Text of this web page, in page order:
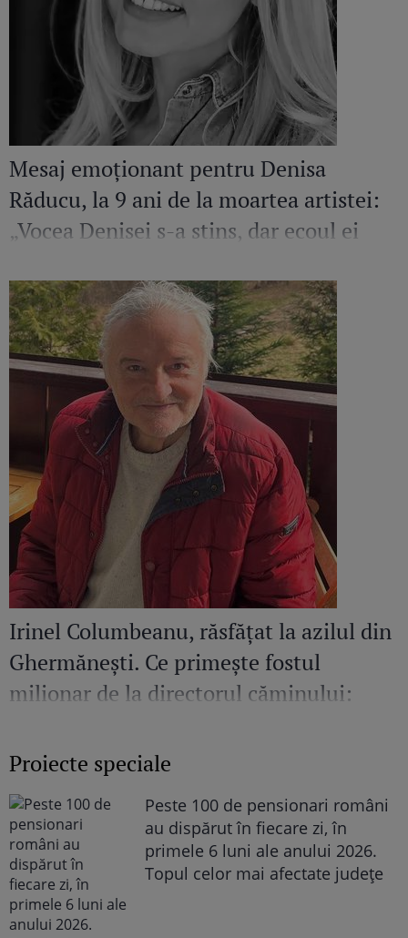
Mesaj emoționant pentru Denisa
Răducu, la 9 ani de la moartea artistei:
„Vocea Denisei s-a stins, dar ecoul ei
Irinel Columbeanu, răsfățat la azilul din
Ghermănești. Ce primește fostul
milionar de la directorul căminului:
Proiecte speciale
Peste 100 de pensionari români
au dispărut în fiecare zi, în
primele 6 luni ale anului 2026.
Topul celor mai afectate județe